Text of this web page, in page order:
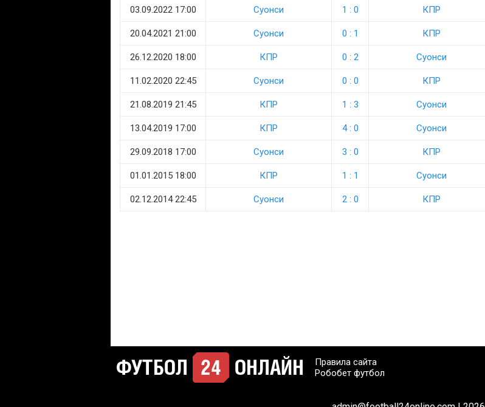
03.09.2022 17:00 Суонси 1 : 0 КПР
20.04.2021 21:00 Суонси 0 : 1 КПР
26.12.2020 18:00 КПР 0 : 2 Суонси
11.02.2020 22:45 Суонси 0 : 0 КПР
21.08.2019 21:45 КПР 1 : 3 Суонси
13.04.2019 17:00 КПР 4 : 0 Суонси
29.09.2018 17:00 Суонси 3 : 0 КПР
01.01.2015 18:00 КПР 1 : 1 Суонси
02.12.2014 22:45 Суонси 2 : 0 КПР
Правила сайта
Робобет футбол